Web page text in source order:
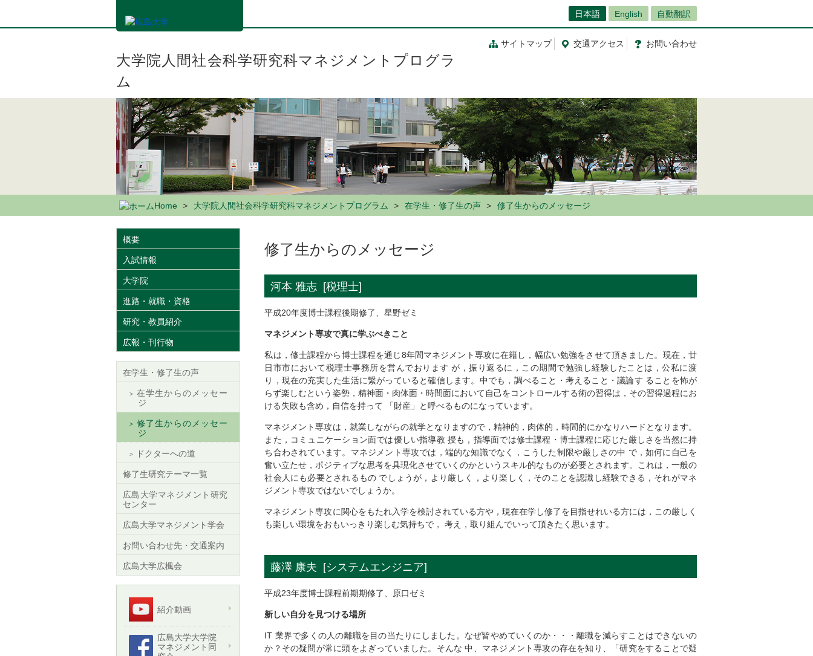
ン
日本語 English 自動翻訳
サイトマップ 交通アクセス お問い合わせ
大学院人間社会科学研究科マネジメントプログラ
ム
Home 大学院人間社会科学研究科マネジメントプログラム 在学生・修了生の声 修了生からのメッセージ
修了生からのメッセージ
河本 雅志 [税理士]
平成20年度博士課程後期修了、星野ゼミ
マネジメント専攻で真に学ぶべきこと
私は，修士課程から博士課程を通じ8年間マネジメント専攻に在籍し，幅広い勉強をさせて頂きました。現在，廿
日市市において税理士事務所を営んでおります が，振り返るに，この期間で勉強し経験したことは，公私に渡
り，現在の充実した生活に繋がっていると確信します。中でも，調べること・考えること・議論す ることを怖が
らず楽しむという姿勢，精神面・肉体面・時間面において自己をコントロールする術の習得は，その習得過程にお
ける失敗も含め，自信を持って 「財産」と呼べるものになっています。
マネジメント専攻は，就業しながらの就学となりますので，精神的，肉体的，時間的にかなりハードとなります。
また，コミュニケーション面では優しい指導教 授も，指導面では修士課程・博士課程に応じた厳しさを当然に持
ち合わされています。マネジメント専攻では，端的な知識でなく，こうした制限や厳しさの中 で，如何に自己を
奮い立たせ，ポジティブな思考を具現化させていくのかというスキル的なものが必要とされます。これは，一般の
社会人にも必要とされるもの でしょうが，より厳しく，より楽しく，そのことを認識し経験できる，それがマネ
ジメント専攻ではないでしょうか。
マネジメント専攻に関心をもたれ入学を検討されている方や，現在在学し修了を目指せれいる方には，この厳しく
も楽しい環境をおもいっきり楽しむ気持ちで， 考え，取り組んでいって頂きたく思います。
藤澤 康夫 [システムエンジニア]
平成23年度博士課程前期期修了、原口ゼミ
新しい自分を見つける場所
IT 業界で多くの人の離職を目の当たりにしました。なぜ皆やめていくのか・・・離職を減らすことはできないの
か？その疑問が常に頭をよぎっていました。そんな 中、マネジメント専攻の存在を知り、「研究をすることで疑
概要
入試情報
大学院
進路・就職・資格
研究・教員紹介
広報・刊行物
在学生・修了生の声
在学生からのメッセー
ジ
修了生からのメッセー
ジ
ドクターへの道
修了生研究テーマ一覧
広島大学マネジメント研究
センター
広島大学マネジメント学会
お問い合わせ先・交通案内
広島大学広楓会
紹介動画
広島大学大学院
マネジメント同